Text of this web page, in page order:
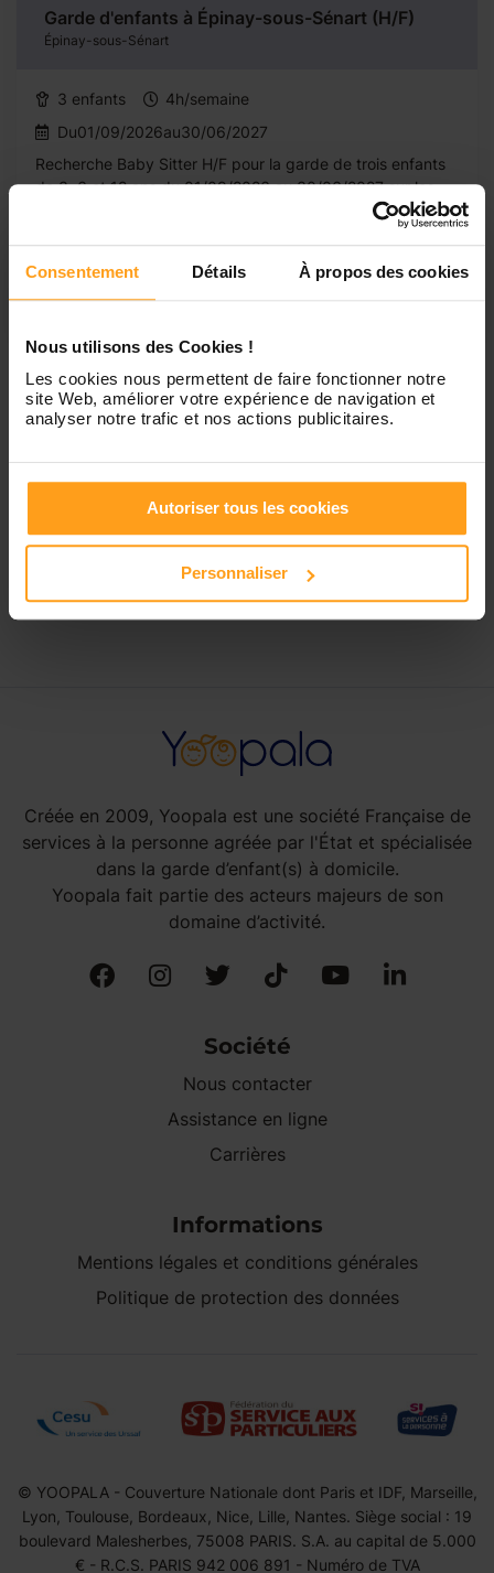
Consentement Détails À propos des cookies
Nous utilisons des Cookies !
Les cookies nous permettent de faire fonctionner notre
site Web, améliorer votre expérience de navigation et
analyser notre trafic et nos actions publicitaires.
Autoriser tous les cookies
Personnaliser
Garde d'enfants à Épinay-sous-Sénart (H/F)
Épinay-sous-Sénart
3 enfants
4h/semaine
Du01/09/2026au30/06/2027
Recherche Baby Sitter H/F pour la garde de trois enfants
de 3, 6 et 12 ans du 01/09/2026 au 30/06/2027 sur les
jours et horaires suivants : Lundi, Mardi, Mercredi, Jeudi,
1
Emplois et jobs de gardes
d'enfants à Épinay-Sous-
Créée en 2009, Yoopala est une société Française de
services à la personne agréée par l'État et spécialisée
dans la garde d’enfant(s) à domicile.
Yoopala fait partie des acteurs majeurs de son
domaine d’activité.
Société
Nous contacter
Assistance en ligne
Carrières
Informations
Mentions légales et conditions générales
Politique de protection des données
© YOOPALA - Couverture Nationale dont Paris et IDF, Marseille,
Lyon, Toulouse, Bordeaux, Nice, Lille, Nantes. Siège social : 19
boulevard Malesherbes, 75008 PARIS. S.A. au capital de 5.000
€ - R.C.S. PARIS 942 006 891 - Numéro de TVA